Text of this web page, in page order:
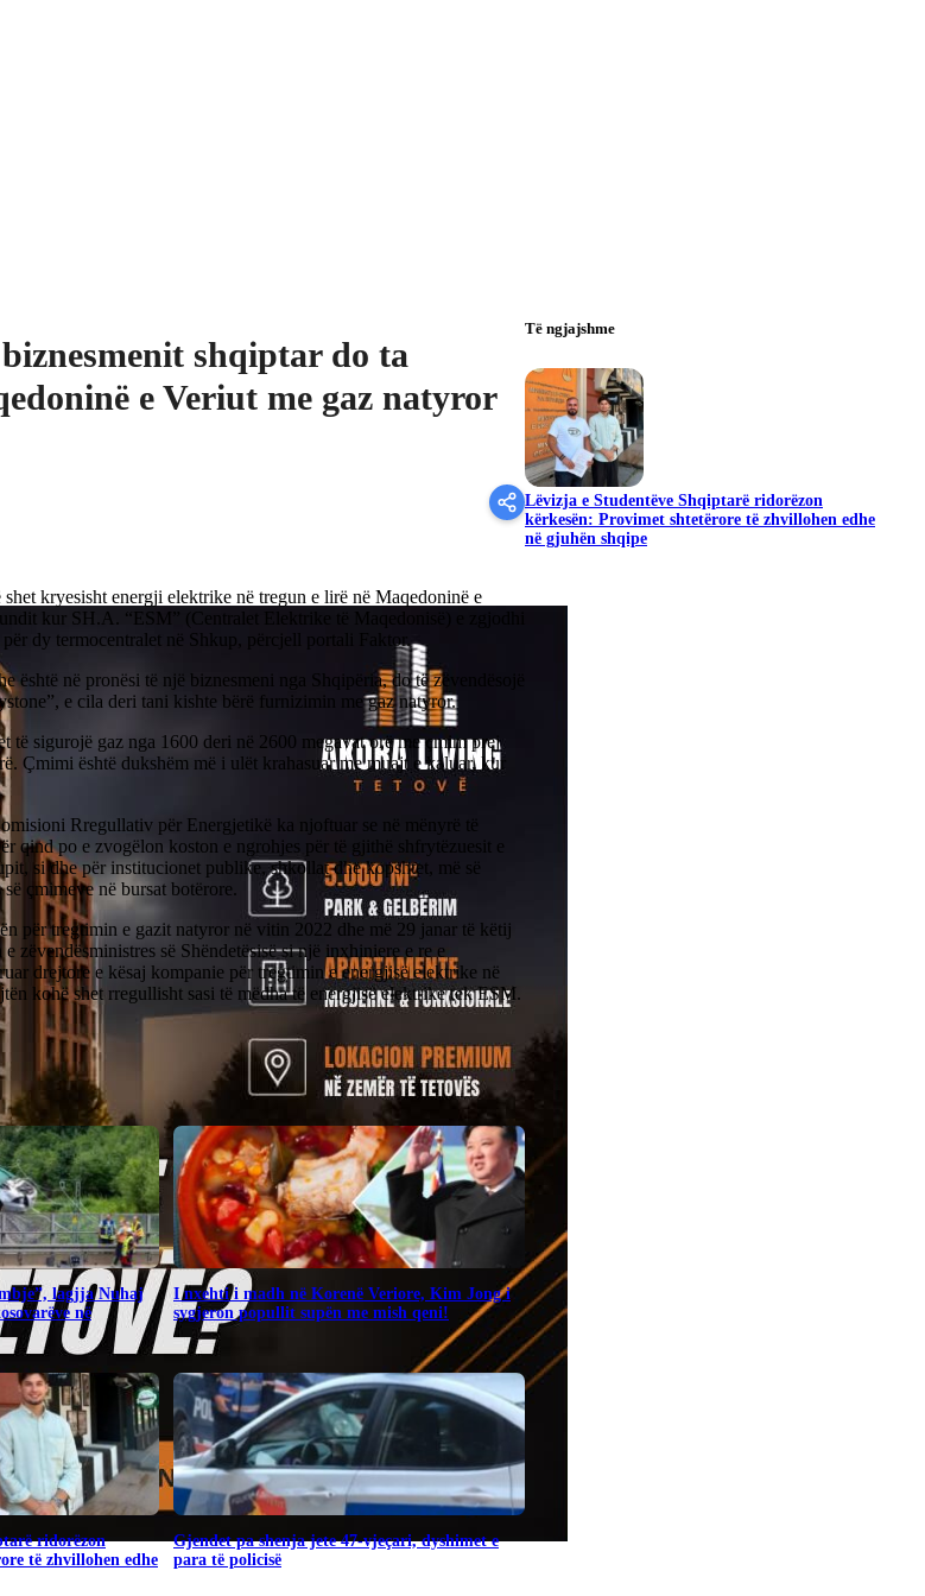
shqiptar do ta
e Veriut me gaz natyror
kryesisht energji elektrike në tregun e lirë në Maqedoninë e
kur SH.A. “ESM” (Centralet Elektrike të Maqedonisë) e zgjodhi
dy termocentralet në Shkup, përcjell portali Faktor.
është në pronësi të një biznesmeni nga Shqipëria, do të zëvendësojë
e cila deri tani kishte bërë furnizimin me gaz natyror.
të sigurojë gaz nga 1600 deri në 2600 megavat orë me çmim prej
Çmimi është dukshëm më i ulët krahasuar me muajt e kaluar, kur
Rregullativ për Energjetikë ka njoftuar se në mënyrë të
qind po e zvogëlon koston e ngrohjes për të gjithë shfrytëzuesit e
si dhe për institucionet publike, shkollat ​​dhe kopshtet, më së
çmimeve në bursat botërore.
për tregtimin e gazit natyror në vitin 2022 dhe më 29 janar të këtij
zëvendësministres së Shëndetësisë si një inxhiniere e re e
drejtore e kësaj kompanie për tregtimin e energjisë elektrike në
kohë shet rregullisht sasi të mëdha të energjisë elektrike tek ESM.
lagjja Nuhaj
në
I nxehti i madh në Korenë Veriore, Kim Jong i
sygjeron popullit supën me mish qeni!
ridorëzon
të zhvillohen edhe
Gjendet pa shenja jete 47-vjeçari, dyshimet e
para të policisë
Të ngjajshme
Lëvizja e Studentëve Shqiptarë ridorëzon
kërkesën: Provimet shtetërore të zhvillohen edhe
në gjuhën shqipe